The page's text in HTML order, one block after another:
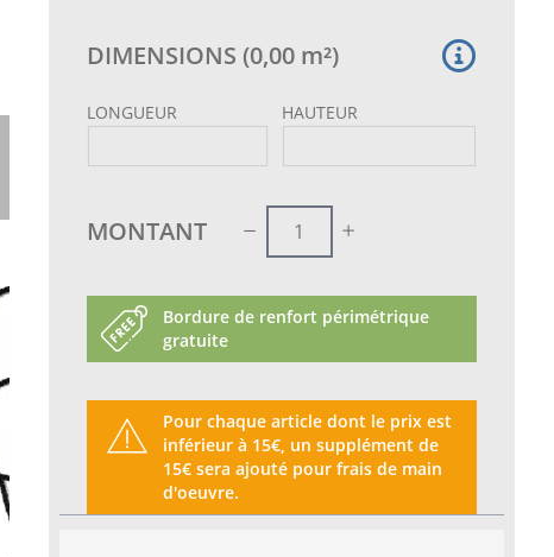
DIMENSIONS (0,00 m²)
LONGUEUR HAUTEUR
MONTANT
Bordure de renfort périmétrique
gratuite
Pour chaque article dont le prix est
inférieur à 15€, un supplément de
15€ sera ajouté pour frais de main
d'oeuvre.